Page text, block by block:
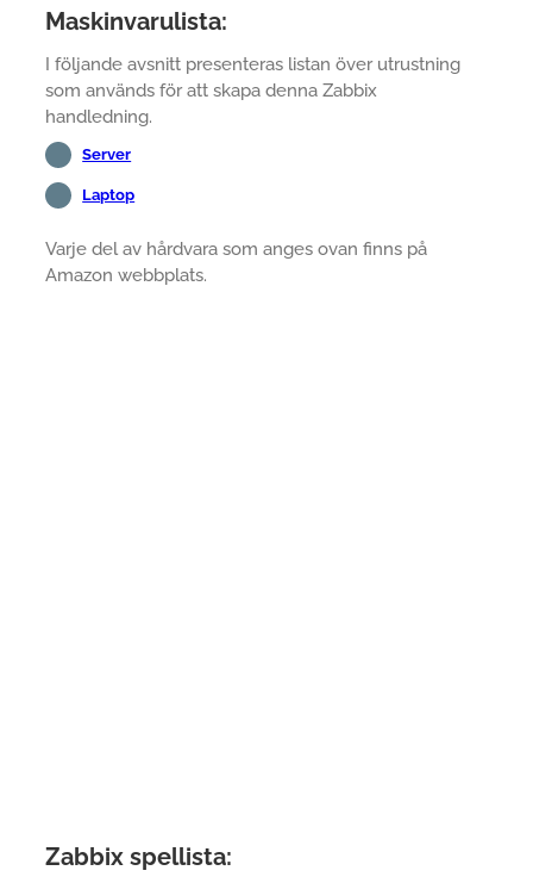
Maskinvarulista:
I följande avsnitt presenteras listan över utrustning
som används för att skapa denna Zabbix
handledning.
Server
Laptop
Varje del av hårdvara som anges ovan finns på
Amazon webbplats.
Zabbix spellista: